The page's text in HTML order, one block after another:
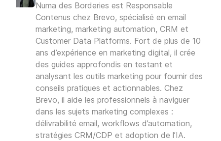
Numa des Borderies est Responsable
Contenus chez Brevo, spécialisé en email
marketing, marketing automation, CRM et
Customer Data Platforms. Fort de plus de 10
ans d’expérience en marketing digital, il crée
des guides approfondis en testant et
analysant les outils marketing pour fournir des
conseils pratiques et actionnables. Chez
Brevo, il aide les professionnels à naviguer
dans les sujets marketing complexes :
délivrabilité email, workflows d’automation,
stratégies CRM/CDP et adoption de l’IA.